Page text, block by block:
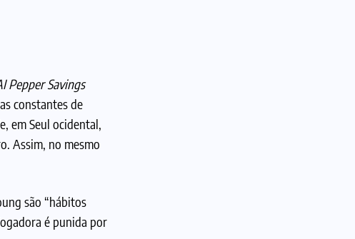
Pepper Savings
constantes de
em Seul ocidental,
Assim, no mesmo
são “hábitos
é punida por